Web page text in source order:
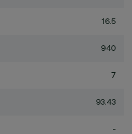
16.5
940
7
93.43
-